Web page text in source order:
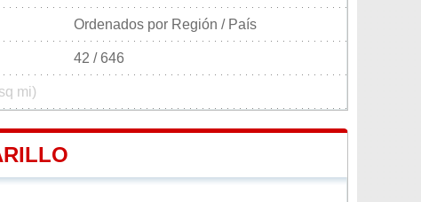
Ordenados por Región / País
42 / 646
mi)